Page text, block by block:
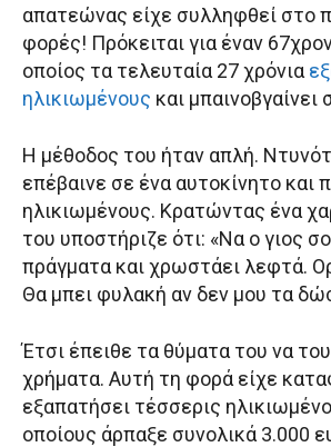
απατεώνας είχε συλληφθεί στο
φορές! Πρόκειται για έναν
οποίος τα τελευταία 27 χρόνια
ηλικιωμένους και
Η μέθοδος του ήταν απλή.
επέβαινε σε ένα αυτοκίνητο και
ηλικιωμένους. Κρατώντας ένα
του υποστήριζε ότι: «Να ο γιος
πράγματα και χρωστάει λεφτά.
Θα μπει φυλακή αν δεν μου τα
Έτσι έπειθε τα θύματα του να
χρήματα. Αυτή τη φορά είχε
εξαπατήσει τέσσερις
οποίους άρπαξε συνολικά 3.000